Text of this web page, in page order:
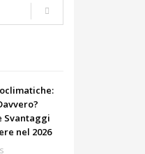
Svantaggi
nel 2026